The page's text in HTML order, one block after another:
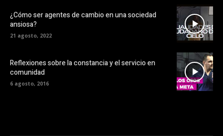
¿Cómo ser agentes de cambio en una sociedad
ansiosa?
21 agosto, 2022
Reflexiones sobre la constancia y el servicio en
comunidad
6 agosto, 2016